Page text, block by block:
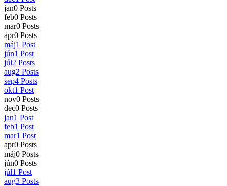
jan0 Posts
feb0 Posts
mar0 Posts
apr0 Posts
máj1 Post
jún1 Post
júl2 Posts
aug2 Posts
sep4 Posts
okt1 Post
nov0 Posts
dec0 Posts
jan1 Post
feb1 Post
mar1 Post
apr0 Posts
máj0 Posts
jún0 Posts
júl1 Post
aug3 Posts